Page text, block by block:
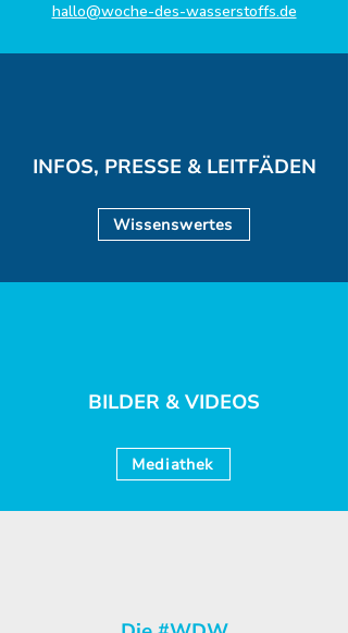
hallo@woche-des-wasserstoffs.de
INFOS, PRESSE & LEITFÄDEN
Wissenswertes
BILDER & VIDEOS
Mediathek